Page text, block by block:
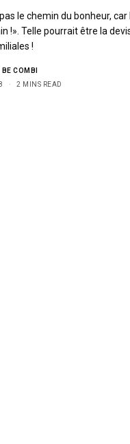
le chemin du bonheur,
!». Telle pourrait être la
!
COMBI
2 MINS READ